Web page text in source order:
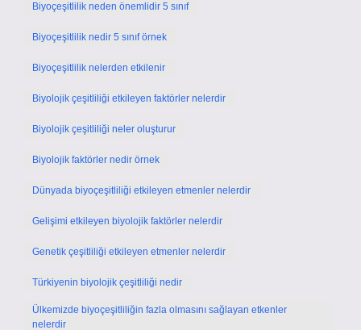
Biyoçeşitlilik neden önemlidir 5 sınıf
Biyoçeşitlilik nedir 5 sınıf örnek
Biyoçeşitlilik nelerden etkilenir
Biyolojik çeşitliliği etkileyen faktörler nelerdir
Biyolojik çeşitliliği neler oluşturur
Biyolojik faktörler nedir örnek
Dünyada biyoçeşitliliği etkileyen etmenler nelerdir
Gelişimi etkileyen biyolojik faktörler nelerdir
Genetik çeşitliliği etkileyen etmenler nelerdir
Türkiyenin biyolojik çeşitliliği nedir
Ülkemizde biyoçeşitliliğin fazla olmasını sağlayan etkenler
nelerdir